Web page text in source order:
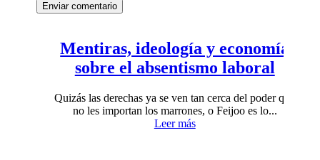
Enviar comentario
Mentiras, ideología y economía
sobre el absentismo laboral
Quizás las derechas ya se ven tan cerca del poder que
no les importan los marrones, o Feijoo es lo...
Leer más